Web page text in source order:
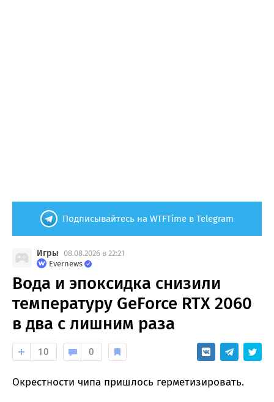
Подписывайтесь на WTFTime в Telegram
Игры 08.08.2026 в 22:21
Evernews
Вода и эпоксидка снизили
температуру GeForce RTX 2060
в два с лишним раза
10 0
Окрестности чипа пришлось герметизировать.